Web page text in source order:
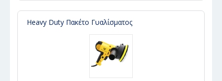
Heavy Duty Πακέτο Γυαλίσματος